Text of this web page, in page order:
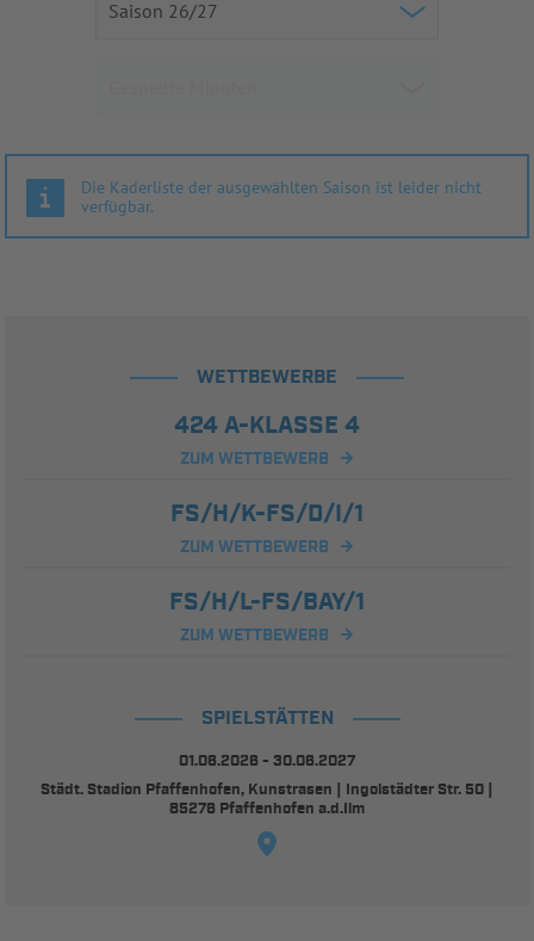
Die Kaderliste der ausgewählten Saison ist leider nicht
verfügbar.
WETTBEWERBE
424 A-KLASSE 4
ZUM WETTBEWERB
FS/H/K-FS/D/I/1
ZUM WETTBEWERB
FS/H/L-FS/BAY/1
ZUM WETTBEWERB
SPIELSTÄTTEN
01.06.2026 - 30.06.2027
Städt. Stadion Pfaffenhofen, Kunstrasen | Ingolstädter Str. 50 |
85276 Pfaffenhofen a.d.Ilm